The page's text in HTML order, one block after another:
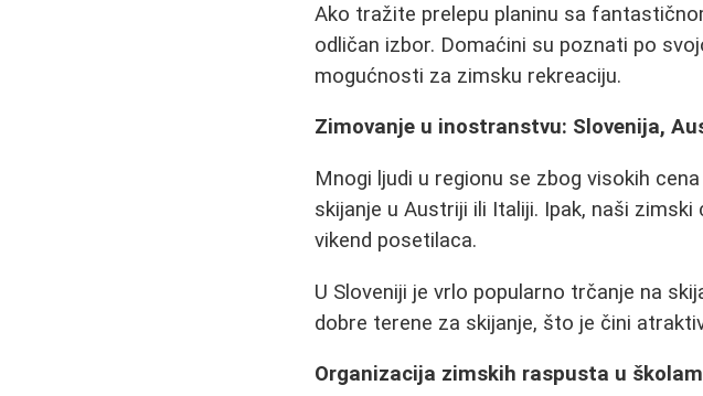
Ako tražite prelepu planinu sa
odličan izbor. Domaćini su poznati po
mogućnosti za zimsku rekreaciju.
Zimovanje u inostranstvu: Slovenija,
Mnogi ljudi u regionu se zbog visokih
skijanje u Austriji ili Italiji. Ipak, naši
vikend posetilaca.
U Sloveniji je vrlo popularno trčanje na
dobre terene za skijanje, što je čini
Organizacija zimskih raspusta u